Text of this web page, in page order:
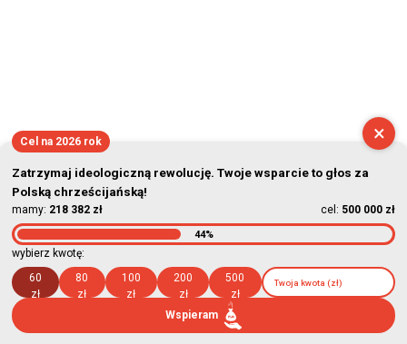
×
Cel na 2026 rok
Zatrzymaj ideologiczną rewolucję. Twoje wsparcie to głos za
Polską chrześcijańską!
mamy: 218 382 zł cel: 500 000 zł
44%
wybierz kwotę:
60
zł
80
zł
100
zł
200
zł
500
zł
Wspieram